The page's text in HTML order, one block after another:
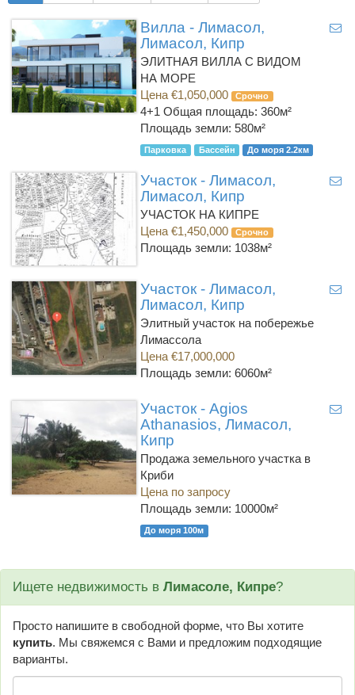
Вилла - Лимасол,
Лимасол, Кипр
ЭЛИТНАЯ ВИЛЛА С ВИДОМ
НА МОРЕ
Цена €1,050,000
Срочно
4+1 Общая площадь: 360м²
Площадь земли: 580м²
Парковка Бассейн До моря 2.2км
Участок - Лимасол,
Лимасол, Кипр
УЧАСТОК НА КИПРЕ
Цена €1,450,000
Срочно
Площадь земли: 1038м²
Участок - Лимасол,
Лимасол, Кипр
Элитный участок на побережье
Лимассола
Цена €17,000,000
Площадь земли: 6060м²
Участок - Agios
Athanasios, Лимасол,
Кипр
Продажа земельного участка в
Криби
Цена по запросу
Площадь земли: 10000м²
До моря 100м
Ищете недвижимость в Лимасоле, Кипре?
Просто напишите в свободной форме, что Вы хотите
купить. Мы свяжемся с Вами и предложим подходящие
варианты.